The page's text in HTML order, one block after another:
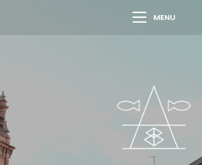
MENU